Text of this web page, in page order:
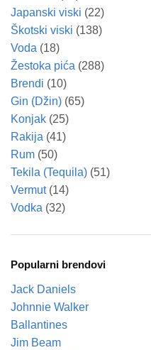
Japanski viski (22)
Škotski viski (138)
Voda (18)
Žestoka pića (288)
Brendi (10)
Gin (Džin) (65)
Konjak (25)
Rakija (41)
Rum (50)
Tekila (Tequila) (51)
Vermut (14)
Vodka (32)
Popularni brendovi
Jack Daniels
Johnnie Walker
Ballantines
Jim Beam